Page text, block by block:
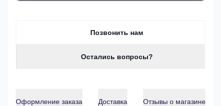
Позвонить нам
Остались вопросы?
Оформление заказа Доставка Отзывы о магазине